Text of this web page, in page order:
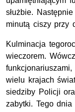
służbie.
minutą ciszy przy
Kulminacja
wieczorem.
wielu krajach
siedziby Policji
zabytki. Tego